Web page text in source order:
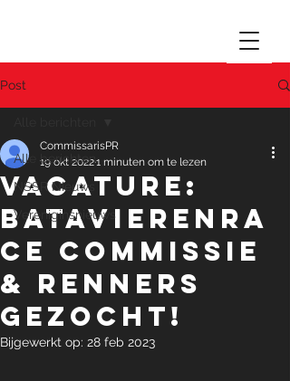
Post
Alle berichten
NSSR Nieuws
Vereniginsnieuws
VACATURE:
Batavierenra
ce Commissie
& Renners
gezocht!
CommissarisPR
19 okt 20221 minuten om te lezen
Bijgewerkt op: 28 feb 2023